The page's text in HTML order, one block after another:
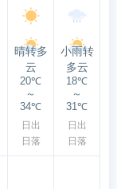
晴转多
云
20℃
～
34℃
日出
日落
小雨转
多云
18℃
～
31℃
日出
日落